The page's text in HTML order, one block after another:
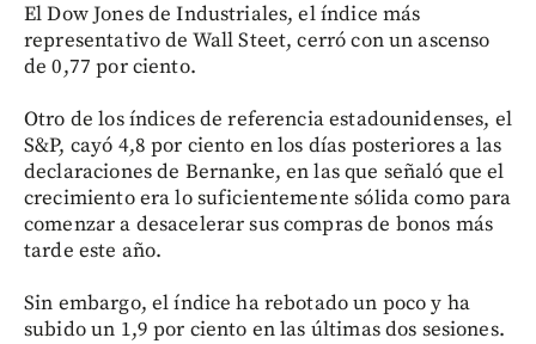
El Dow Jones de Industriales, el índice más
representativo de Wall Steet, cerró con un ascenso
de 0,77 por ciento.
Otro de los índices de referencia estadounidenses, el
S&P, cayó 4,8 por ciento en los días posteriores a las
declaraciones de Bernanke, en las que señaló que el
crecimiento era lo suficientemente sólida como para
comenzar a desacelerar sus compras de bonos más
tarde este año.
Sin embargo, el índice ha rebotado un poco y ha
subido un 1,9 por ciento en las últimas dos sesiones.